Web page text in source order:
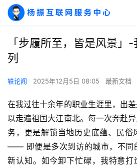
「步履所至，皆是风景」
列
轶论闻 2025年12月5日 08:05 最新文档
在我过往十余年的职业生涯里，出
以走遍祖国大江南北。每一次奔赴
务，更是解锁当地历史底蕴、民俗
—— 即便是多次到访的城市，不同
新认知。如今卸下忙碌，我特意打